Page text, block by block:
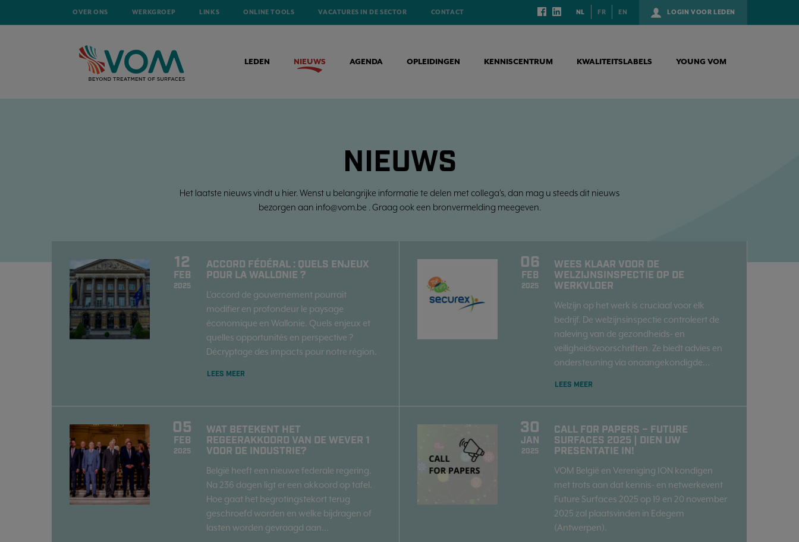
OVER ONS WERKGROEP LINKS ONLINE TOOLS VACATURES IN DE SECTOR CONTACT LOGIN VOOR LEDEN
NL FR EN
LEDEN NIEUWS AGENDA OPLEIDINGEN KENNISCENTRUM KWALITEITSLABELS YOUNG VOM
NIEUWS
Het laatste nieuws vindt u hier. Wenst u belangrijke informatie te delen met collega's, dan mag u steeds dit nieuws
bezorgen aan info@vom.be . Graag ook een bronvermelding meegeven.
12
FEB
2025
ACCORD FÉDÉRAL : QUELS ENJEUX
POUR LA WALLONIE ?
L’accord de gouvernement pourrait
modifier en profondeur le paysage
économique en Wallonie. Quels enjeux et
quelles opportunités en perspective ?
Décryptage des impacts pour notre région.
LEES MEER
06
FEB
2025
WEES KLAAR VOOR DE
WELZIJNSINSPECTIE OP DE
WERKVLOER
Welzijn op het werk is cruciaal voor elk
bedrijf. De welzijnsinspectie controleert de
naleving van de gezondheids- en
veiligheidsvoorschriften. Ze biedt advies en
ondersteuning via onaangekondigde...
LEES MEER
05
FEB
2025
WAT BETEKENT HET
REGEERAKKOORD VAN DE WEVER 1
VOOR DE INDUSTRIE?
België heeft een nieuwe federale regering.
Na 236 dagen ligt er een akkoord op tafel.
Hoe gaat het begrotingstekort terug
geschroefd worden en welke bijdragen of
lasten worden gevraagd aan...
30
JAN
2025
CALL FOR PAPERS – FUTURE
SURFACES 2025 | DIEN UW
PRESENTATIE IN!
VOM België en Vereniging ION kondigen
met trots aan dat kennis- en netwerkevent
Future Surfaces 2025 op 19 en 20 november
2025 zal plaatsvinden in Edegem
(Antwerpen).